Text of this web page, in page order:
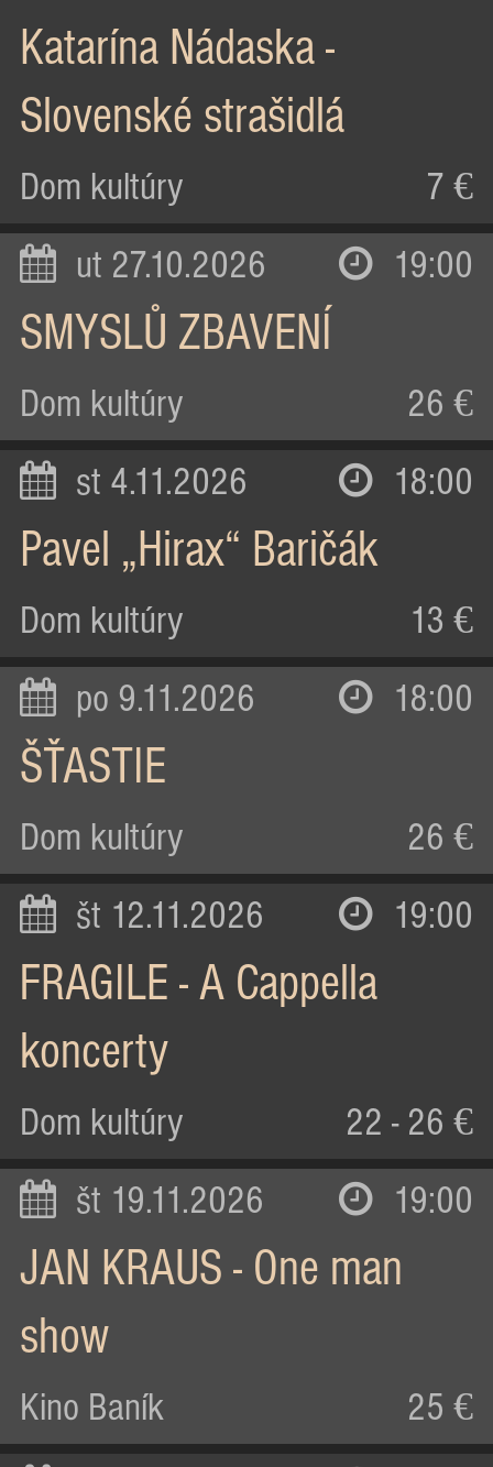
Katarína Nádaska -
Slovenské strašidlá
Dom kultúry 7 €
ut 27.10.2026 19:00
SMYSLŮ ZBAVENÍ
Dom kultúry 26 €
st 4.11.2026 18:00
Pavel „Hirax“ Baričák
Dom kultúry 13 €
po 9.11.2026 18:00
ŠŤASTIE
Dom kultúry 26 €
št 12.11.2026 19:00
FRAGILE - A Cappella
koncerty
Dom kultúry 22 - 26 €
št 19.11.2026 19:00
JAN KRAUS - One man
show
Kino Baník 25 €